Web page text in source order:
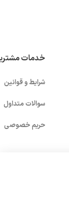
خدمات
شرایط و قوانین
سوالات متداول
حریم خصوصی